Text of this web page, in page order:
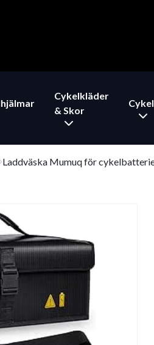
Cykelkläder
& Skor
Laddväska Mumuq för